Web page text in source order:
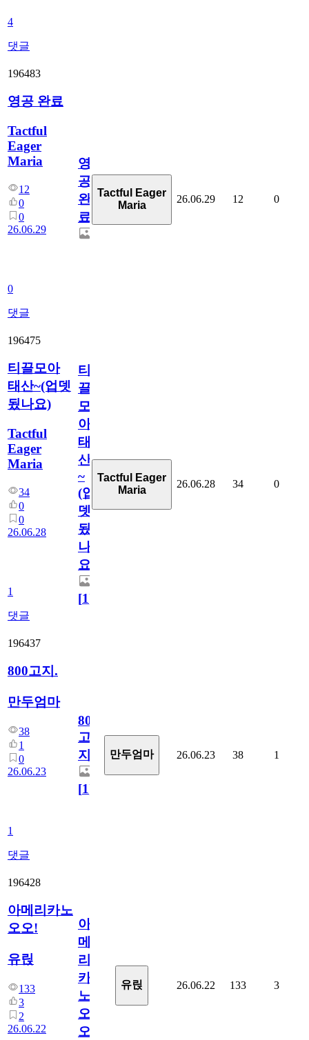
4
댓글
196483
영공 완료
Tactful
Eager
Maria
12
0
0
26.06.29
0
댓글
영
공
완
료
Tactful Eager
Maria
26.06.29 12 0
196475
티끌모아
태산~(업뎃
됬나요)
Tactful
Eager
Maria
34
0
0
26.06.28
1
댓글
티
끌
모
아
태
산
~
(업
뎃
됬
나
요)
[1]
Tactful Eager
Maria
26.06.28 34 0
196437
800고지.
만두엄마
38
1
0
26.06.23
1
댓글
800
고
지.
[1]
만두엄마 26.06.23 38 1
196428
아메리카노
오오!
유릱
133
3
2
26.06.22
아
메
리
카
노
오
오!
유릱 26.06.22 133 3